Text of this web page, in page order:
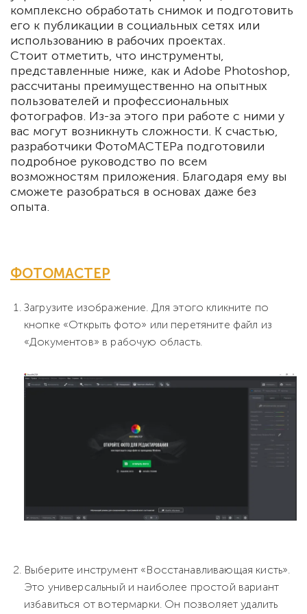
комплексно обработать снимок и подготовить
его к публикации в социальных сетях или
использованию в рабочих проектах.
Стоит отметить, что инструменты,
представленные ниже, как и Adobe Photoshop,
рассчитаны преимущественно на опытных
пользователей и профессиональных
фотографов. Из-за этого при работе с ними у
вас могут возникнуть сложности. К счастью,
разработчики ФотоМАСТЕРа подготовили
подробное руководство по всем
возможностям приложения. Благодаря ему вы
сможете разобраться в основах даже без
опыта.
ФОТОМАСТЕР
Загрузите изображение. Для этого кликните по
кнопке «Открыть фото» или перетяните файл из
«Документов» в рабочую область.
Выберите инструмент «Восстанавливающая кисть».
Это универсальный и наиболее простой вариант
избавиться от вотермарки. Он позволяет удалить